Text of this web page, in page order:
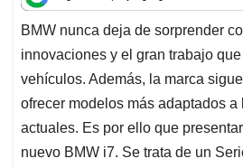
t
s
A
p
p
e
b
o
o
k
k
e
d
I
n
i
l
e
a
d
s
BMW nunca deja de sorprender
innovaciones y el gran trabajo
vehículos. Además, la marca
ofrecer modelos más adaptados
actuales. Es por ello que
nuevo BMW i7. Se trata de un